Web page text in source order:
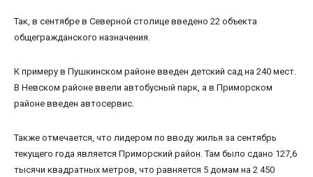
Так, в сентябре в Северной столице введено 22 объекта
общегражданского назначения.
К примеру в Пушкинском районе введен детский сад на 240 мест.
В Невском районе ввели автобусный парк, а в Приморском
районе введен автосервис.
Также отмечается, что лидером по вводу жилья за сентябрь
текущего года является Приморский район. Там было сдано 127,6
тысячи квадратных метров, что равняется 5 домам на 2 450